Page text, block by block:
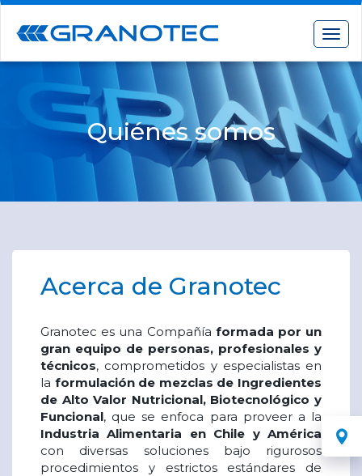
Quiénes somos
Acerca de Granotec
Granotec es una Compañía formada por un
gran equipo de personas, profesionales y
técnicos, comprometidos y especialistas en
la formulación de mezclas de Ingredientes
de Alto Valor Nutricional, Biotecnológico y
Funcional, que se enfoca para proveer a la
Industria Alimentaria en Chile y América
con diversas soluciones bajo rigurosos
procedimientos y estrictos estándares de